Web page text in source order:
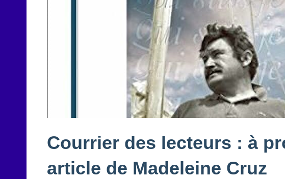
Courrier des lecteurs : à
article de Madeleine Cruz